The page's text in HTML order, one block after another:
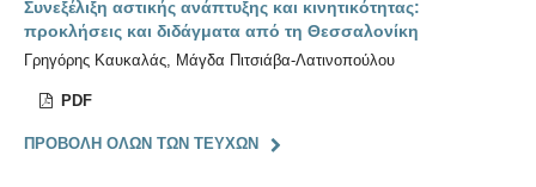
Συνεξέλιξη αστικής ανάπτυξης και κινητικότητας:
προκλήσεις και διδάγματα από τη Θεσσαλονίκη
Γρηγόρης Καυκαλάς, Μάγδα Πιτσιάβα-Λατινοπούλου
PDF
ΠΡΟΒΟΛΉ ΌΛΩΝ ΤΩΝ ΤΕΥΧΏΝ